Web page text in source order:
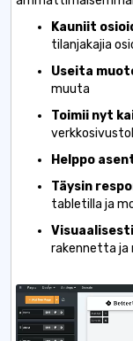
Kauniit
tilanjakajia
Useita
muuta
Toimii nyt
Helppo
Täysin
tabletilla ja
rakennetta ja